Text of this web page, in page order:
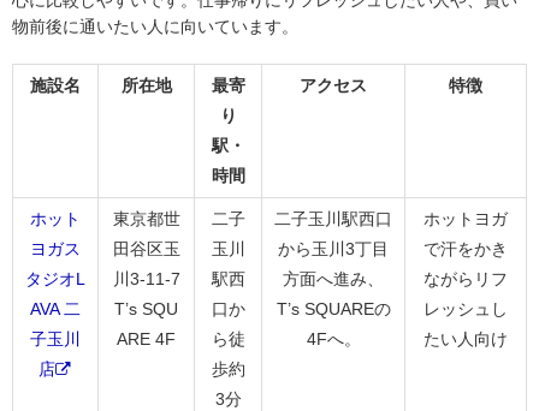
物前後に通いたい人に向いています。
施設名 所在地
最寄
り
駅・
時間
アクセス 特徴
ホット
ヨガス
タジオL
AVA 二
子玉川
店
東京都世
田谷区玉
川3-11-7
T’s SQU
ARE 4F
二子
玉川
駅西
口か
ら徒
歩約
3分
二子玉川駅西口
から玉川3丁目
方面へ進み、
T’s SQUAREの
4Fへ。
ホットヨガ
で汗をかき
ながらリフ
レッシュし
たい人向け